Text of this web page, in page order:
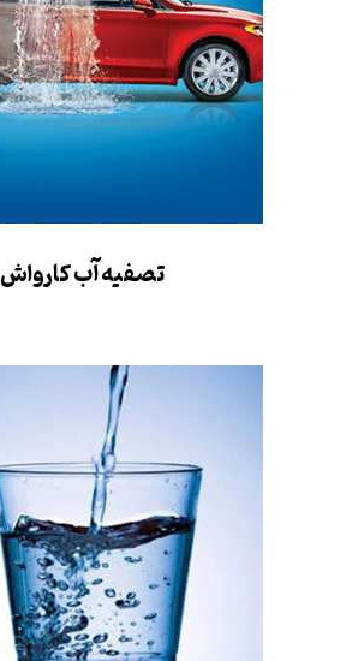
تصفیه آب کارواش